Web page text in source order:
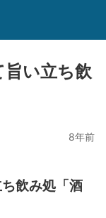
旨い立ち飲
8年前
飲み処「酒